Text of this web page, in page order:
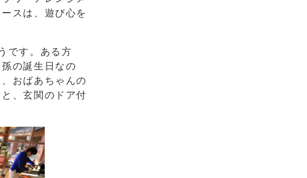
スは、遊び心を
です。ある方
の誕生日なの
おばあちゃんの
、玄関のドア付